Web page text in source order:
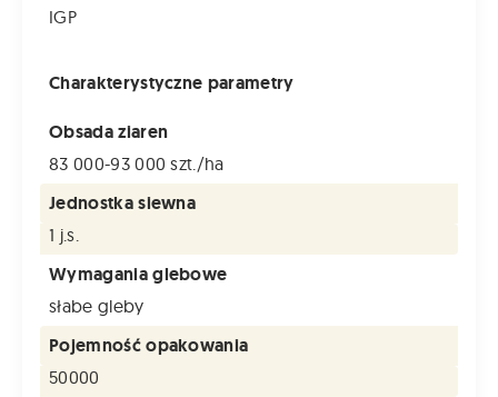
IGP
Charakterystyczne parametry
Obsada ziaren
83 000-93 000 szt./ha
Jednostka siewna
1 j.s.
Wymagania glebowe
słabe gleby
Pojemność opakowania
50000